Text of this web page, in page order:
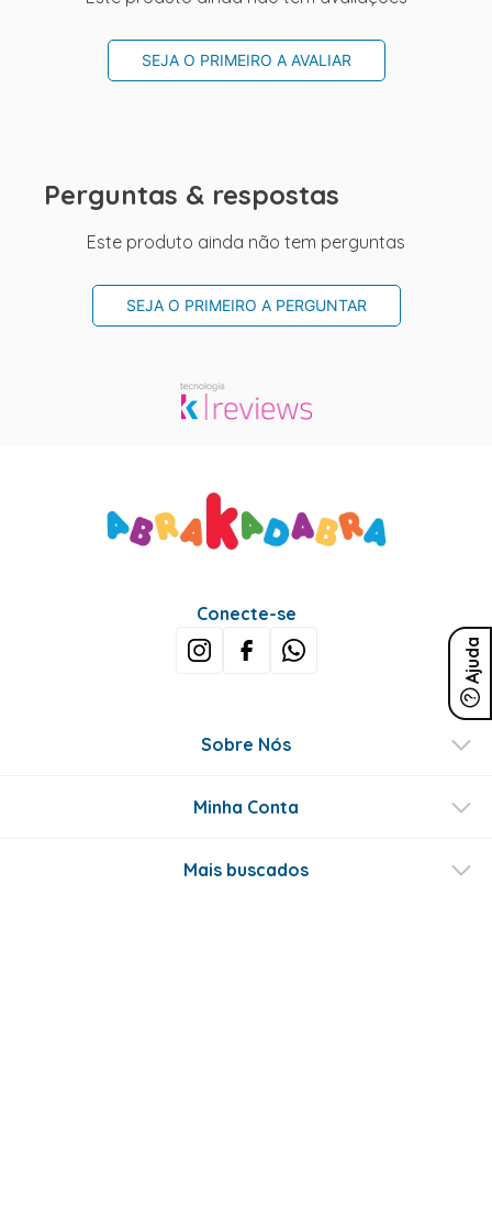
SEJA O PRIMEIRO A AVALIAR
Perguntas & respostas
Este produto ainda não tem perguntas
SEJA O PRIMEIRO A PERGUNTAR
Ajuda
Conecte-se
Sobre Nós
Minha Conta
Mais buscados